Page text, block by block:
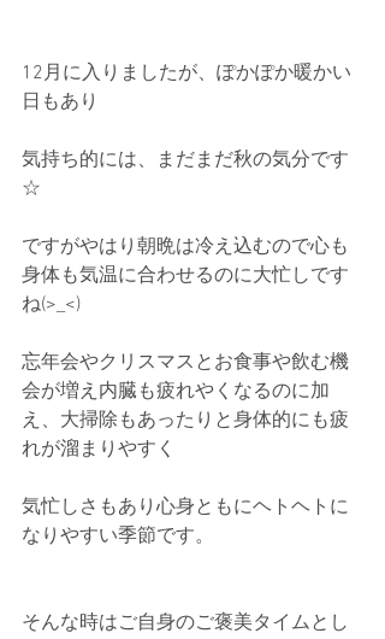
12月に入りましたが、ぽかぽか暖かい
日もあり
気持ち的には、まだまだ秋の気分です
☆
ですがやはり朝晩は冷え込むので心も
身体も気温に合わせるのに大忙しです
ね(>_<)
忘年会やクリスマスとお食事や飲む機
会が増え内臓も疲れやくなるのに加
え、大掃除もあったりと身体的にも疲
れが溜まりやすく
気忙しさもあり心身ともにヘトヘトに
なりやすい季節です。
そんな時はご自身のご褒美タイムとし